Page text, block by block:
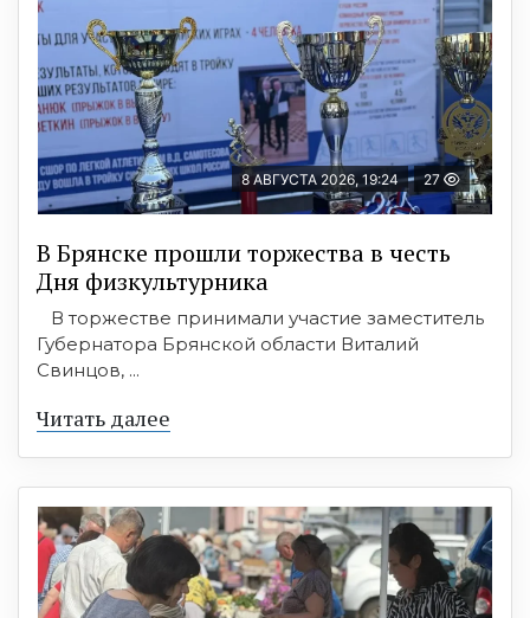
8 АВГУСТА 2026, 19:24 27
В Брянске прошли торжества в честь
Дня физкультурника
В торжестве принимали участие заместитель
Губернатора Брянской области Виталий
Свинцов, ...
Читать далее